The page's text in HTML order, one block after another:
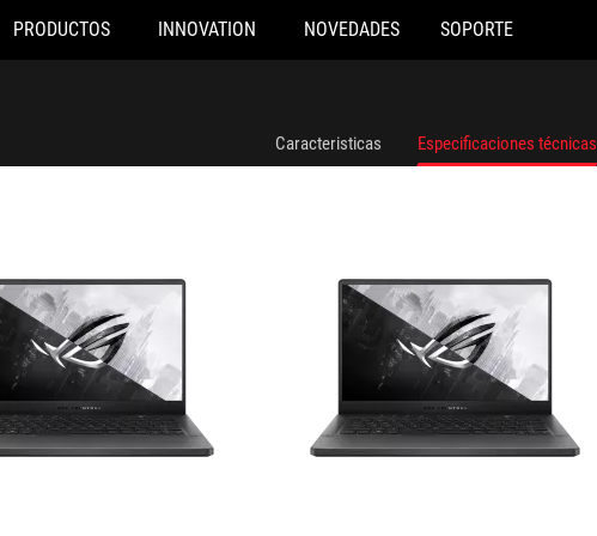
PRODUCTOS INNOVATION NOVEDADES SOPORTE
Caracteristicas Especificaciones técnicas
GA401IHR-K2053T